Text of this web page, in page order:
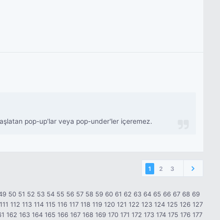
pop-up'lar veya pop-under'ler içeremez.
1 2 3
50 51 52 53 54 55 56 57 58 59 60 61 62 63 64 65 66 67 68 69
111 112 113 114 115 116 117 118 119 120 121 122 123 124 125 126 127
162 163 164 165 166 167 168 169 170 171 172 173 174 175 176 177